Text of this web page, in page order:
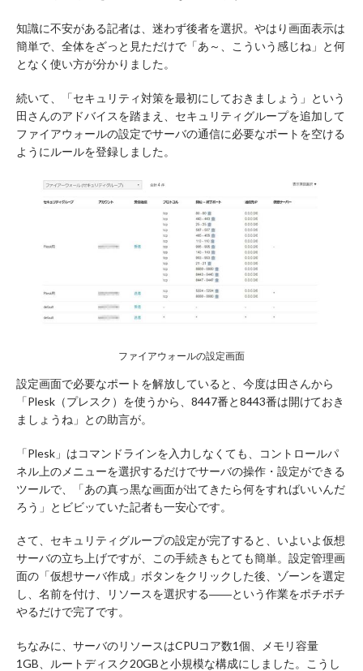
知識に不安がある記者は、迷わず後者を選択。やはり画面表示は
簡単で、全体をざっと見ただけで「あ～、こういう感じね」と何
となく使い方が分かりました。
続いて、「セキュリティ対策を最初にしておきましょう」という
田さんのアドバイスを踏まえ、セキュリティグループを追加して
ファイアウォールの設定でサーバの通信に必要なポートを空ける
ようにルールを登録しました。
ファイアウォールの設定画面
設定画面で必要なポートを解放していると、今度は田さんから
「Plesk（プレスク）を使うから、8447番と8443番は開けておき
ましょうね」との助言が。
「Plesk」はコマンドラインを入力しなくても、コントロールパ
ネル上のメニューを選択するだけでサーバの操作・設定ができる
ツールで、「あの真っ黒な画面が出てきたら何をすればいいんだ
ろう」とビビッていた記者も一安心です。
さて、セキュリティグループの設定が完了すると、いよいよ仮想
サーバの立ち上げですが、この手続きもとても簡単。設定管理画
面の「仮想サーバ作成」ボタンをクリックした後、ゾーンを選定
し、名前を付け、リソースを選択する――という作業をポチポチ
やるだけで完了です。
ちなみに、サーバのリソースはCPUコア数1個、メモリ容量
1GB、ルートディスク20GBと小規模な構成にしました。こうし